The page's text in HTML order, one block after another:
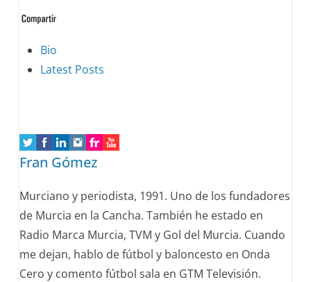
The
following
content
below.
Bio
Latest Posts
Fran Gómez
Murciano y periodista, 1991. Uno de los fundadores
de Murcia en la Cancha. También he estado en
Radio Marca Murcia, TVM y Gol del Murcia. Cuando
me dejan, hablo de fútbol y baloncesto en Onda
Cero y comento fútbol sala en GTM Televisión.